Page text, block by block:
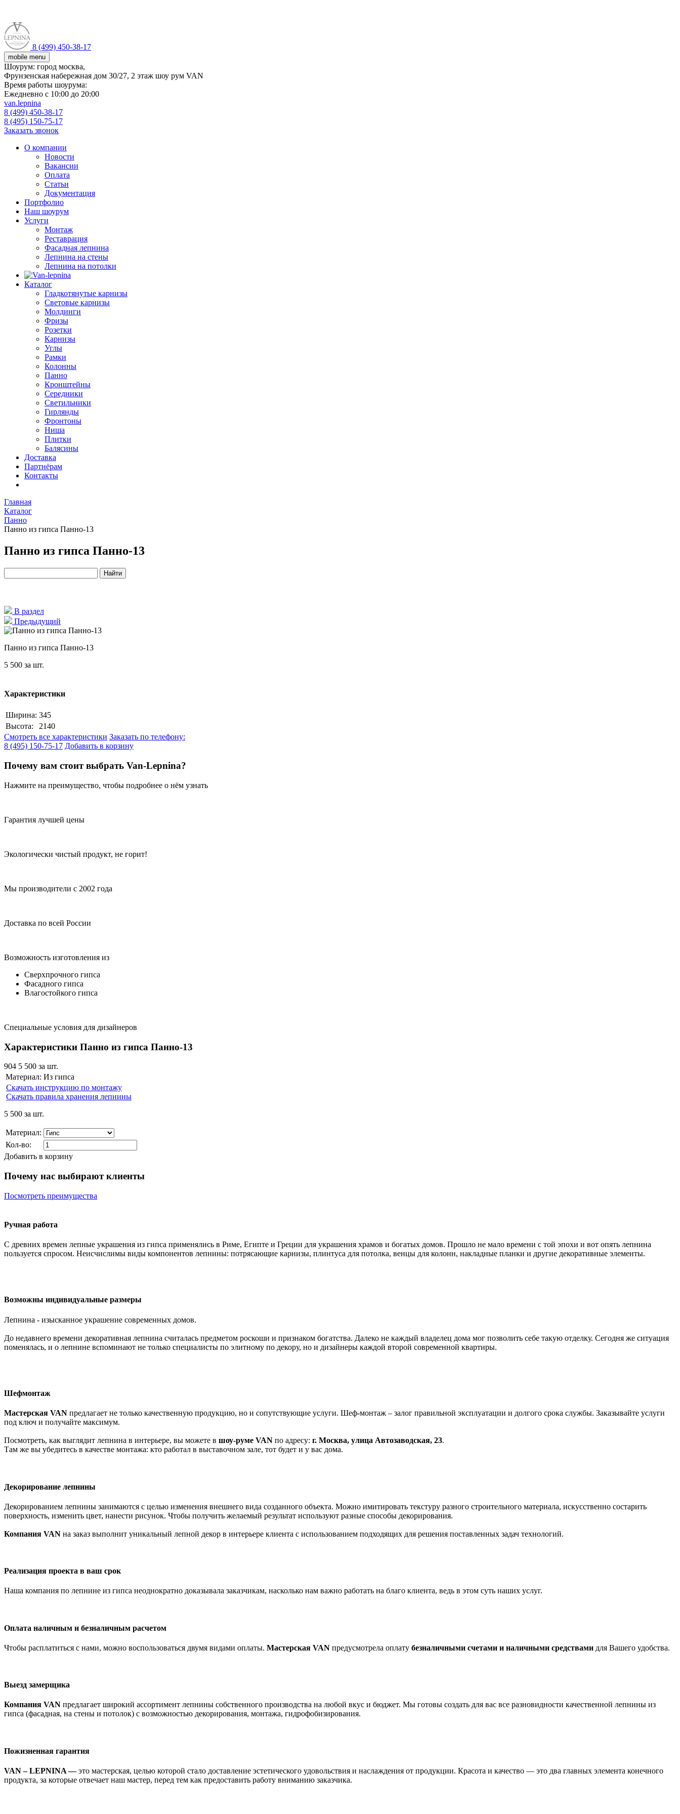
8 (499) 450-38-17
mobile menu
Шоурум: город москва,
Фрунзенская набережная дом 30/27, 2 этаж шоу рум VAN
Время работы шоурума:
Ежедневно с 10:00 до 20:00
van.lepnina
8 (499) 450-38-17
8 (495) 150-75-17
Заказать звонок
О компании
Новости
Вакансии
Оплата
Статьи
Документация
Портфолио
Наш шоурум
Услуги
Монтаж
Реставрация
Фасадная лепнина
Лепнина на стены
Лепнина на потолки
Каталог
Гладкотянутые карнизы
Световые карнизы
Молдинги
Фризы
Розетки
Карнизы
Углы
Рамки
Колонны
Панно
Кронштейны
Середники
Светильники
Гирлянды
Фронтоны
Ниша
Плитки
Балясины
Доставка
Партнёрам
Контакты
Главная
Каталог
Панно
Панно из гипса Панно-13
Панно из гипса Панно-13
В раздел
Предыдущий
Панно из гипса Панно-13
5 500 за шт.
Характеристики
Ширина: 345
Высота:
2140
Смотреть все характеристики Заказать по телефону:
8 (495) 150-75-17 Добавить в корзину
Почему вам стоит выбрать Van-Lepnina?
Нажмите на преимущество, чтобы подробнее о нём узнать
Гарантия лучшей цены
Экологически чистый продукт, не горит!
Мы производители с 2002 года
Доставка по всей России
Возможность изготовления из
Сверхпрочного гипса
Фасадного гипса
Влагостойкого гипса
Специальные условия для дизайнеров
Характеристики Панно из гипса Панно-13
904 5 500 за шт.
Материал: Из гипса
Скачать инструкцию по монтажу
Скачать правила хранения лепнины
5 500 за шт.
Материал:
Кол-во:
Добавить в корзину
Почему нас выбирают клиенты
Посмотреть преимущества
Ручная работа
С древних времен лепные украшения из гипса применялись в Риме, Египте и Греции для украшения храмов и богатых домов. Прошло не мало времени с той эпохи и вот опять лепнина
пользуется спросом. Неисчислимы виды компонентов лепнины: потрясающие карнизы, плинтуса для потолка, венцы для колонн, накладные планки и другие декоративные элементы.
Возможны индивидуальные размеры
Лепнина - изысканное украшение современных домов.
До недавнего времени декоративная лепнина считалась предметом роскоши и признаком богатства. Далеко не каждый владелец дома мог позволить себе такую отделку. Сегодня же ситуация
поменялась, и о лепнине вспоминают не только специалисты по элитному по декору, но и дизайнеры каждой второй современной квартиры.
Шефмонтаж
Мастерская VAN предлагает не только качественную продукцию, но и сопутствующие услуги. Шеф-монтаж – залог правильной эксплуатации и долгого срока службы. Заказывайте услуги
под ключ и получайте максимум.
Посмотреть, как выглядит лепнина в интерьере, вы можете в шоу-руме VAN по адресу: г. Москва, улица Автозаводская, 23.
Там же вы убедитесь в качестве монтажа: кто работал в выставочном зале, тот будет и у вас дома.
Декорирование лепнины
Декорированием лепнины занимаются с целью изменения внешнего вида созданного объекта. Можно имитировать текстуру разного строительного материала, искусственно состарить
поверхность, изменить цвет, нанести рисунок. Чтобы получить желаемый результат используют разные способы декорирования.
Компания VAN на заказ выполнит уникальный лепной декор в интерьере клиента с использованием подходящих для решения поставленных задач технологий.
Реализация проекта в ваш срок
Наша компания по лепнине из гипса неоднократно доказывала заказчикам, насколько нам важно работать на благо клиента, ведь в этом суть наших услуг.
Оплата наличным и безналичным расчетом
Чтобы расплатиться с нами, можно воспользоваться двумя видами оплаты. Мастерская VAN предусмотрела оплату безналичными счетами и наличными средствами для Вашего удобства.
Выезд замерщика
Компания VAN предлагает широкий ассортимент лепнины собственного производства на любой вкус и бюджет. Мы готовы создать для вас все разновидности качественной лепнины из
гипса (фасадная, на стены и потолок) с возможностью декорирования, монтажа, гидрофобизирования.
Пожизненная гарантия
VAN – LEPNINA —это мастерская, целью которой стало доставление эстетического удовольствия и наслаждения от продукции. Красота и качество — это два главных элемента конечного
продукта, за которые отвечает наш мастер, перед тем как предоставить работу вниманию заказчика.